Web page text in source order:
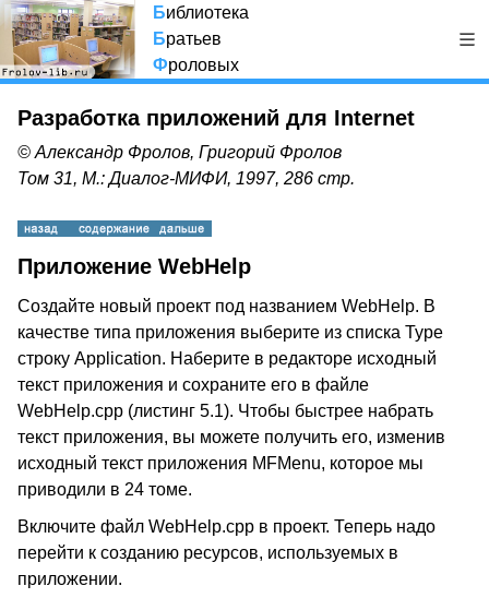
Библиотека
Братьев
Фроловых
Разработка приложений для Internet
© Александр Фролов, Григорий Фролов
Том 31, М.: Диалог-МИФИ, 1997, 286 стр.
Приложение WebHelp
Создайте новый проект под названием WebHelp. В
качестве типа приложения выберите из списка Type
строку Application. Наберите в редакторе исходный
текст приложения и сохраните его в файле
WebHelp.cpp (листинг 5.1). Чтобы быстрее набрать
текст приложения, вы можете получить его, изменив
исходный текст приложения MFMenu, которое мы
приводили в 24 томе.
Включите файл WebHelp.cpp в проект. Теперь надо
перейти к созданию ресурсов, используемых в
приложении.